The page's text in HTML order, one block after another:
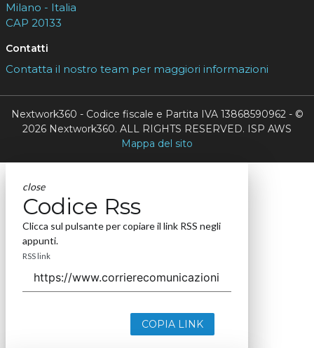
Milano - Italia
CAP 20133
Contatti
Contatta il nostro team per maggiori informazioni
Nextwork360 - Codice fiscale e Partita IVA 13868590962 - ©
2026 Nextwork360. ALL RIGHTS RESERVED. ISP AWS
Mappa del sito
close
Codice Rss
Clicca sul pulsante per copiare il link RSS negli
appunti.
RSS link
COPIA LINK